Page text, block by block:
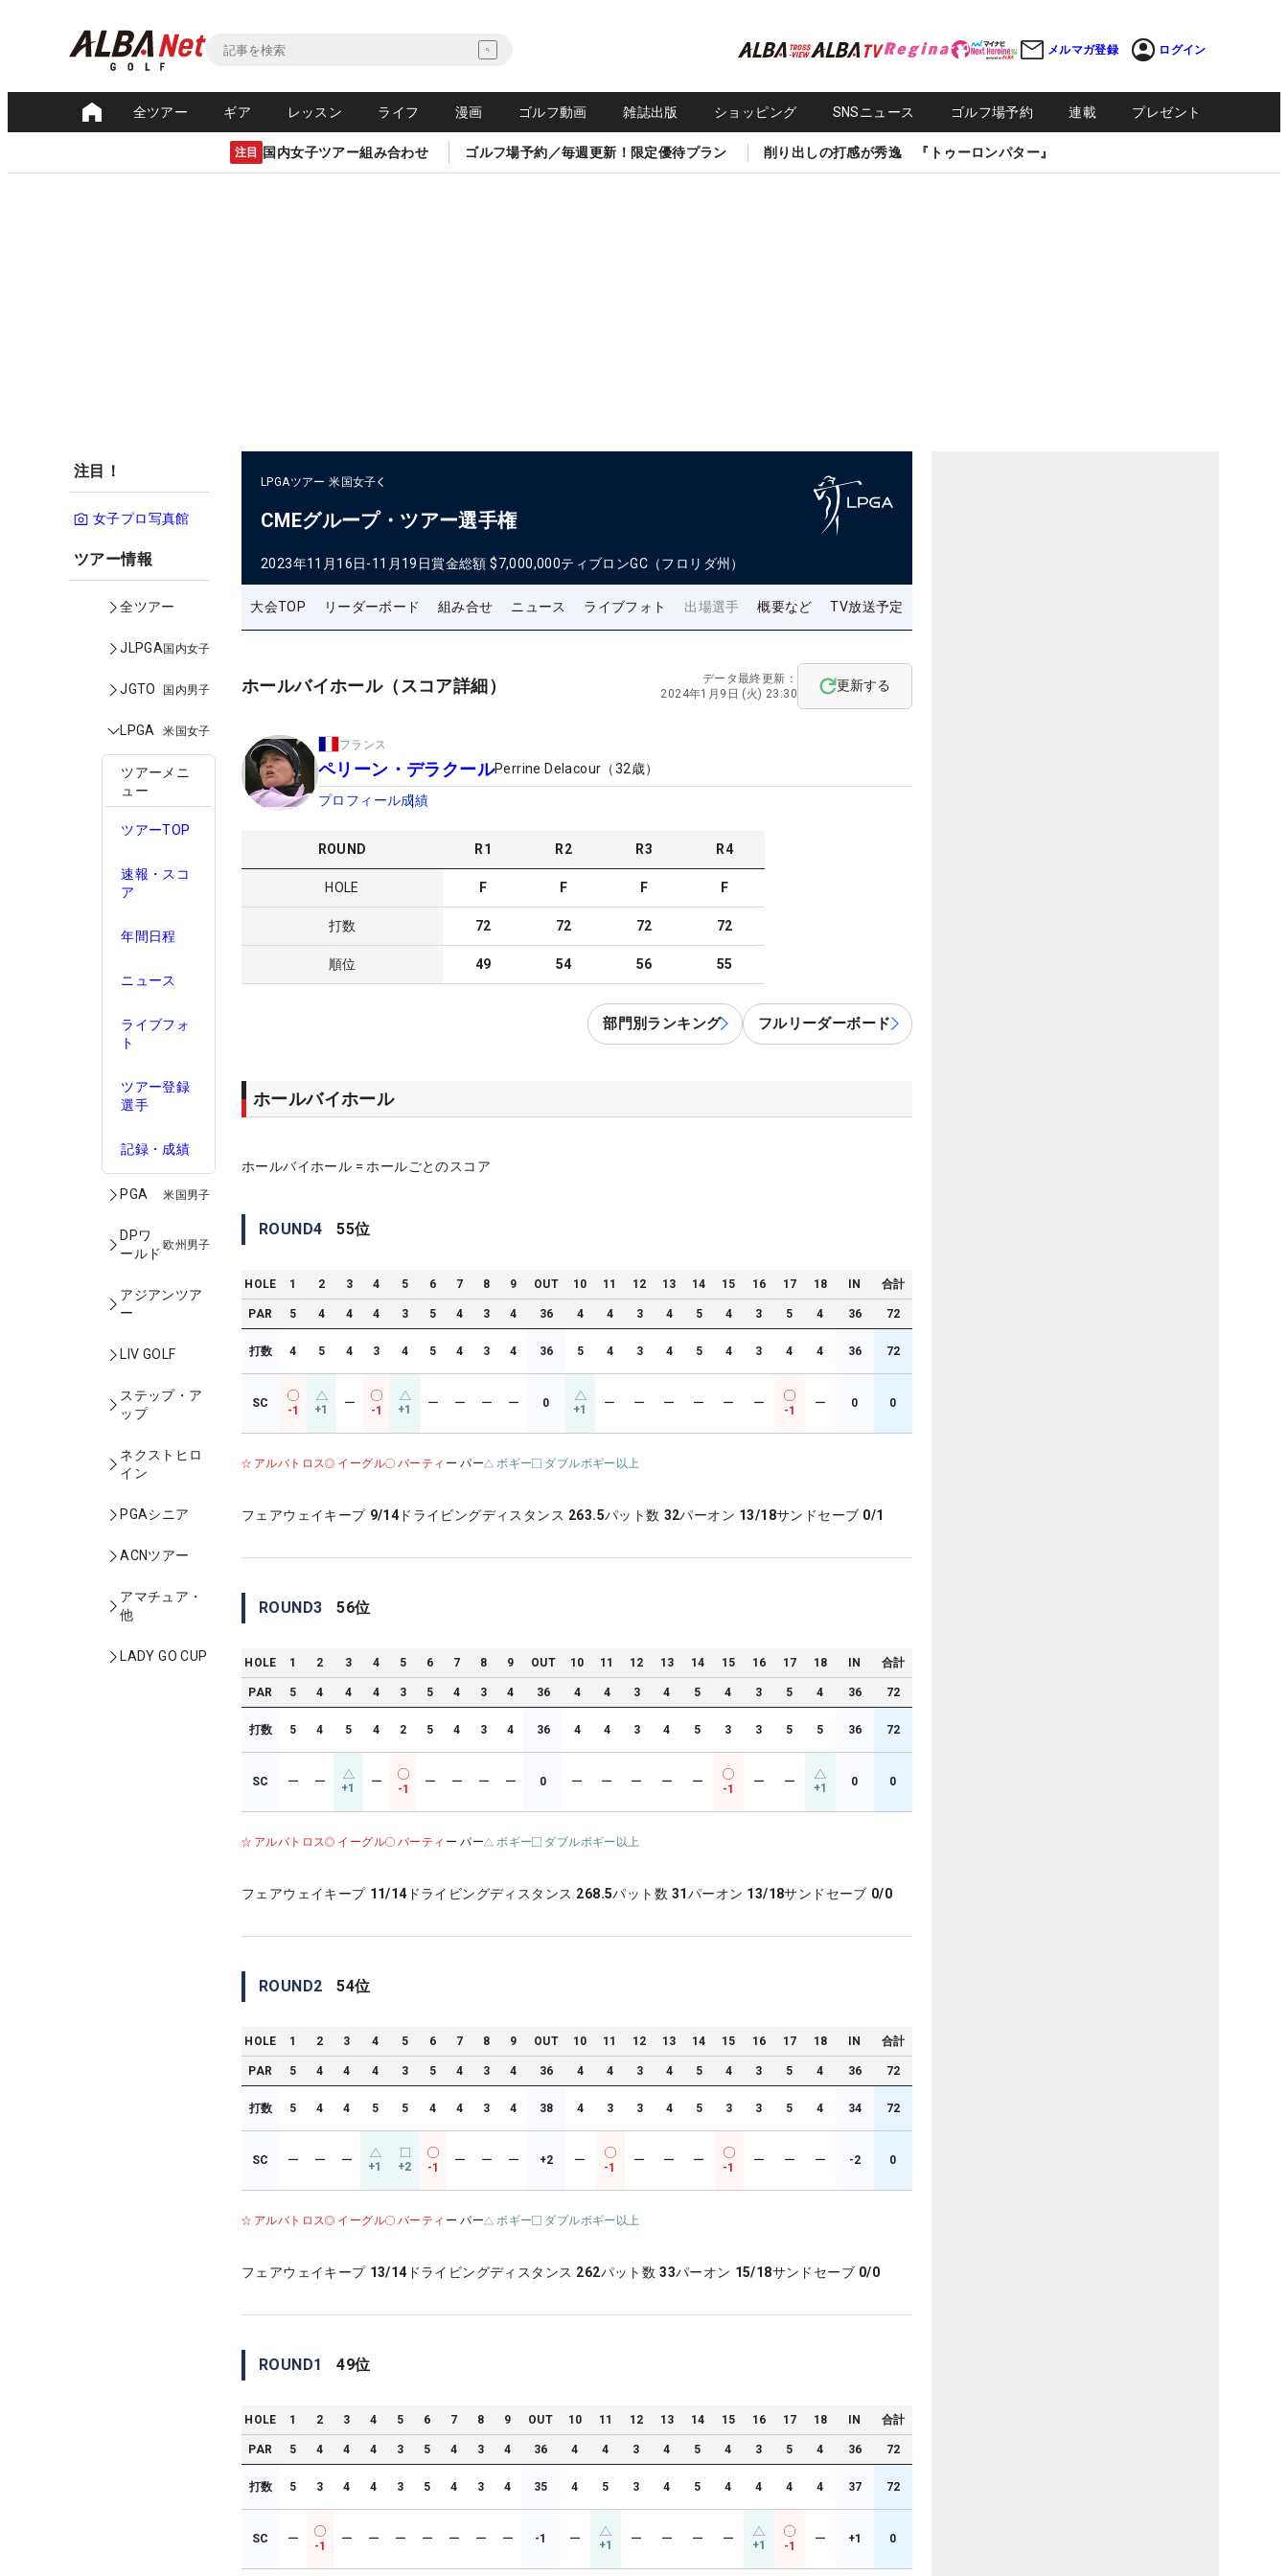
メルマガ登録 ログイン
全ツアー ギア レッスン ライフ 漫画 ゴルフ動画 雑誌出版 ショッピング SNSニュース ゴルフ場予約 連載 プレゼント
注目 国内女子ツアー組み合わせ ゴルフ場予約／毎週更新！限定優待プラン 削り出しの打感が秀逸 『トゥーロンパター』
注目！
女子プロ写真館
ツアー情報
全ツアー
JLPGA国内女子
JGTO 国内男子
LPGA 米国女子
ツアーメニ
ュー
ツアーTOP
速報・スコ
ア
年間日程
ニュース
ライブフォ
ト
ツアー登録
選手
記録・成績
PGA 米国男子
DPワ
ールド
欧州男子
アジアンツア
ー
LIV GOLF
ステップ・ア
ップ
ネクストヒロ
イン
PGAシニア
ACNツアー
アマチュア・
他
LADY GO CUP
LPGAツアー 米国女子
CMEグループ・ツアー選手権
2023年11月16日-11月19日賞金総額 $7,000,000ティブロンGC（フロリダ州）
大会TOP リーダーボード 組み合せ ニュース ライブフォト 出場選手 概要など TV放送予定
ホールバイホール（スコア詳細）
データ最終更新：
2024年1月9日 (火) 23:30
更新する
フランス
ペリーン・デラクールPerrine Delacour （32歳）
プロフィール成績
ROUND R1 R2 R3 R4
HOLE F F F F
打数 72 72 72 72
順位 49 54 56 55
部門別ランキング フルリーダーボード
ホールバイホール
ホールバイホール = ホールごとのスコア
ROUND4 55位
HOLE 1 2 3 4 5 6 7 8 9 OUT 10 11 12 13 14 15 16 17 18 IN 合計
PAR 5 4 4 4 3 5 4 3 4 36 4 4 3 4 5 4 3 5 4 36 72
打数 4 5 4 3 4 5 4 3 4 36 5 4 3 4 5 4 3 4 4 36 72
SC
-1 +1 ー
-1 +1 ー ー ー ー 0 +1 ー ー ー ー ー ー
-1
ー 0 0
アルバトロス イーグル バーティ ー パー ボギー ダブルボギー以上
フェアウェイキープ 9/14 ドライビングディスタンス 263.5パット数 32パーオン 13/18サンドセーブ 0/1
ROUND3 56位
HOLE 1 2 3 4 5 6 7 8 9 OUT 10 11 12 13 14 15 16 17 18 IN 合計
PAR 5 4 4 4 3 5 4 3 4 36 4 4 3 4 5 4 3 5 4 36 72
打数 5 4 5 4 2 5 4 3 4 36 4 4 3 4 5 3 3 5 5 36 72
SC ー ー +1 ー
-1
ー ー ー ー 0 ー ー ー ー ー
-1
ー ー +1 0 0
アルバトロス イーグル バーティ ー パー ボギー ダブルボギー以上
フェアウェイキープ 11/14 ドライビングディスタンス 268.5パット数 31パーオン 13/18サンドセーブ 0/0
ROUND2 54位
HOLE 1 2 3 4 5 6 7 8 9 OUT 10 11 12 13 14 15 16 17 18 IN 合計
PAR 5 4 4 4 3 5 4 3 4 36 4 4 3 4 5 4 3 5 4 36 72
打数 5 4 4 5 5 4 4 3 4 38 4 3 3 4 5 3 3 5 4 34 72
SC ー ー ー +1 +2 -1
ー ー ー +2 ー
-1
ー ー ー
-1
ー ー ー -2 0
アルバトロス イーグル バーティ ー パー ボギー ダブルボギー以上
フェアウェイキープ 13/14 ドライビングディスタンス 262パット数 33パーオン 15/18サンドセーブ 0/0
ROUND1 49位
HOLE 1 2 3 4 5 6 7 8 9 OUT 10 11 12 13 14 15 16 17 18 IN 合計
PAR 5 4 4 4 3 5 4 3 4 36 4 4 3 4 5 4 3 5 4 36 72
打数 5 3 4 4 3 5 4 3 4 35 4 5 3 4 5 4 4 4 4 37 72
SC ー
-1
ー ー ー ー ー ー ー -1 ー +1 ー ー ー ー +1 -1
ー +1 0